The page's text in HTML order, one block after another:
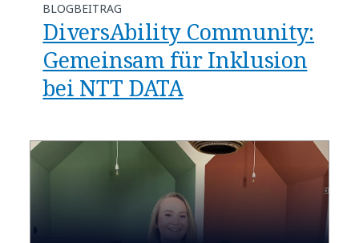
BLOGBEITRAG
DiversAbility Community:
Gemeinsam für Inklusion
bei NTT DATA